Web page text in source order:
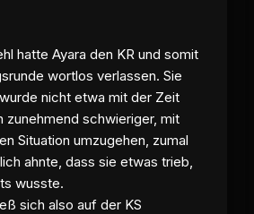
hatte Ayara den KR und somit
wortlos verlassen. Sie
nicht etwa mit der Zeit
zunehmend schwieriger, mit
Situation umzugehen, zumal
ahnte, dass sie etwas trieb,
wusste.
sich also auf der KS